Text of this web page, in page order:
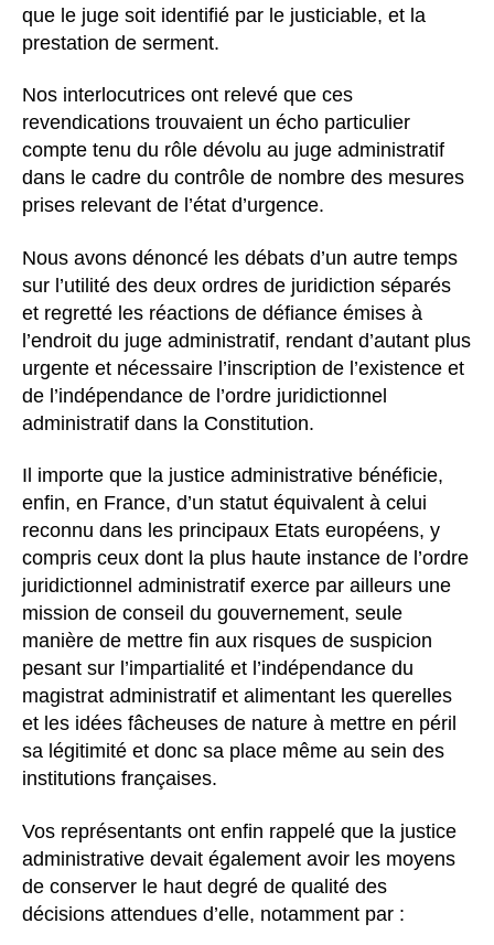
que le juge soit identifié par le justiciable, et la
prestation de serment.
Nos interlocutrices ont relevé que ces
revendications trouvaient un écho particulier
compte tenu du rôle dévolu au juge administratif
dans le cadre du contrôle de nombre des mesures
prises relevant de l’état d’urgence.
Nous avons dénoncé les débats d’un autre temps
sur l’utilité des deux ordres de juridiction séparés
et regretté les réactions de défiance émises à
l’endroit du juge administratif, rendant d’autant plus
urgente et nécessaire l’inscription de l’existence et
de l’indépendance de l’ordre juridictionnel
administratif dans la Constitution.
Il importe que la justice administrative bénéficie,
enfin, en France, d’un statut équivalent à celui
reconnu dans les principaux Etats européens, y
compris ceux dont la plus haute instance de l’ordre
juridictionnel administratif exerce par ailleurs une
mission de conseil du gouvernement, seule
manière de mettre fin aux risques de suspicion
pesant sur l’impartialité et l’indépendance du
magistrat administratif et alimentant les querelles
et les idées fâcheuses de nature à mettre en péril
sa légitimité et donc sa place même au sein des
institutions françaises.
Vos représentants ont enfin rappelé que la justice
administrative devait également avoir les moyens
de conserver le haut degré de qualité des
décisions attendues d’elle, notamment par :